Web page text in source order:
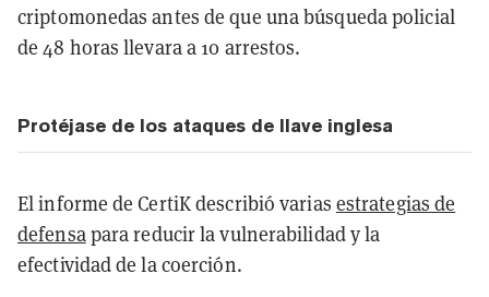
criptomonedas antes de que una búsqueda policial
de 48 horas llevara a 10 arrestos.
Protéjase de los ataques de llave inglesa
El informe de CertiK describió varias estrategias de
defensapara reducir la vulnerabilidad y la
efectividad de la coerción.